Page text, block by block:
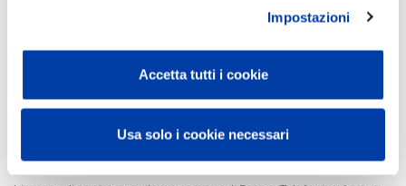
Impostazioni
Accetta tutti i cookie
Usa solo i cookie necessari
gratuitamente sull'
accedi con le credenzialiche già utilizzi per l'internet
banking aziendale. Se dovessi incontrare difficoltà o avessi